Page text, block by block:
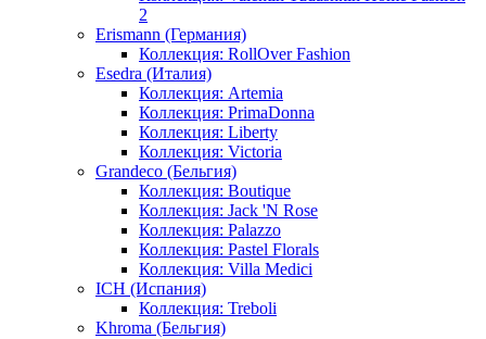
2
Erismann (Германия)
Коллекция: RollOver Fashion
Esedra (Италия)
Коллекция: Artemia
Коллекция: PrimaDonna
Коллекция: Liberty
Коллекция: Victoria
Grandeco (Бельгия)
Коллекция: Boutique
Коллекция: Jack 'N Rose
Коллекция: Palazzo
Коллекция: Pastel Florals
Коллекция: Villa Medici
ICH (Испания)
Коллекция: Treboli
Khroma (Бельгия)